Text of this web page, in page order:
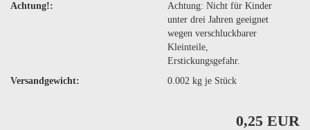
Achtung!:
Achtung: Nicht für Kinder
unter drei Jahren geeignet
wegen verschluckbarer
Kleinteile,
Erstickungsgefahr.
Versandgewicht:
0.002kg je Stück
0,25 EUR